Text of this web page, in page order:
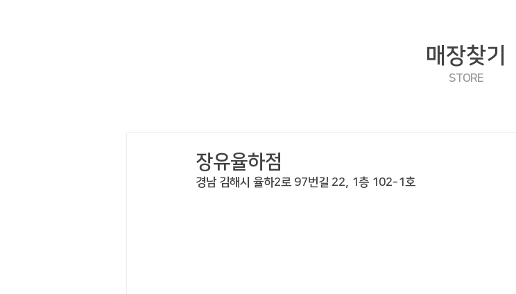
매장찾기
STORE
장유율하점
경남 김해시 율하2로 97번길 22, 1층 102-1호